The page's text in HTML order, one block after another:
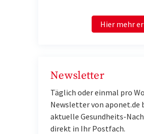
Hier mehr
Newsletter
Täglich oder einmal pro
Newsletter von aponet.de
aktuelle Gesundheits-
direkt in Ihr Postfach.